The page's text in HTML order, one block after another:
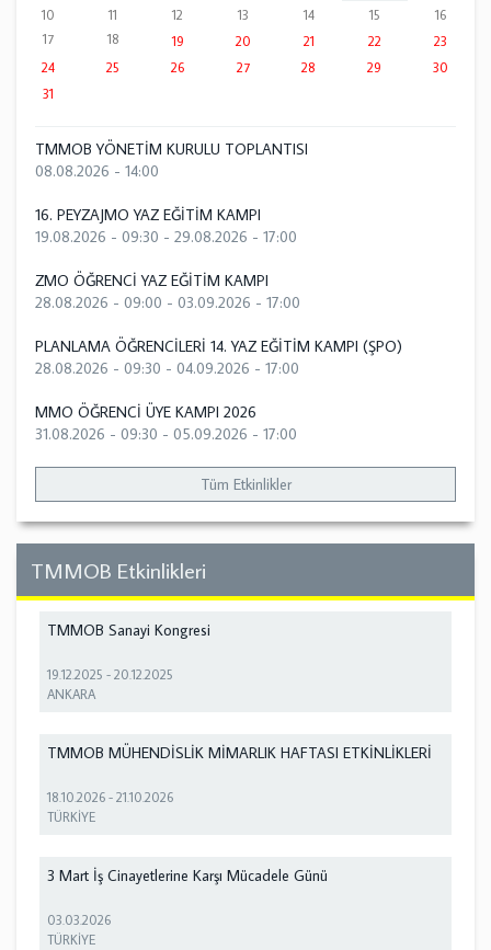
10
11 12 13 14 15
16
17
18 19 20 21 22
23
24
25 26 27 28 29
30
31
TMMOB YÖNETİM KURULU TOPLANTISI
08.08.2026 - 14:00
16. PEYZAJMO YAZ EĞİTİM KAMPI
19.08.2026 - 09:30 - 29.08.2026 - 17:00
ZMO ÖĞRENCİ YAZ EĞİTİM KAMPI
28.08.2026 - 09:00 - 03.09.2026 - 17:00
PLANLAMA ÖĞRENCİLERİ 14. YAZ EĞİTİM KAMPI (ŞPO)
28.08.2026 - 09:30 - 04.09.2026 - 17:00
MMO ÖĞRENCİ ÜYE KAMPI 2026
31.08.2026 - 09:30 - 05.09.2026 - 17:00
Tüm Etkinlikler
TMMOB Etkinlikleri
TMMOB Sanayi Kongresi
19.12.2025 -20.12.2025
ANKARA
TMMOB MÜHENDİSLİK MİMARLIK HAFTASI ETKİNLİKLERİ
18.10.2026 -21.10.2026
TÜRKİYE
3 Mart İş Cinayetlerine Karşı Mücadele Günü
03.03.2026
TÜRKİYE